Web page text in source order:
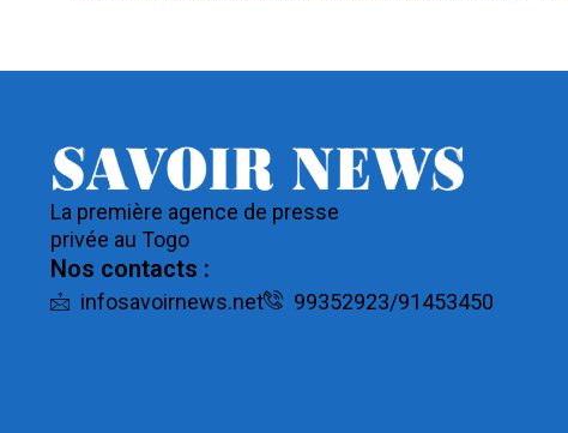
La première agence de presse
privée au Togo
Nos contacts :
infosavoirnews.net 99352923/91453450